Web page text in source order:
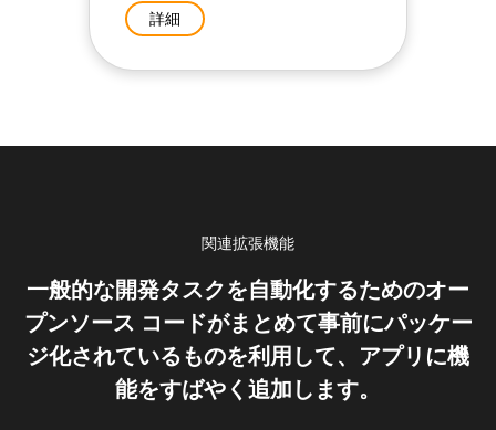
詳細
関連拡張機能
一般的な開発タスクを自動化するためのオー
プンソース コードがまとめて事前にパッケー
ジ化されているものを利用して、アプリに機
能をすばやく追加します。